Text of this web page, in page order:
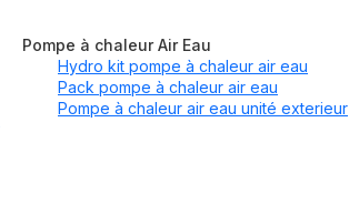
Pompe à chaleur Air Eau
Hydro kit pompe à chaleur air eau
Pack pompe à chaleur air eau
Pompe à chaleur air eau unité exterieur